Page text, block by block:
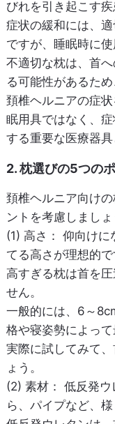
びれを引き起こす疾
症状の緩和には、
ですが、睡眠時に
不適切な枕は、首
る可能性があるた
頚椎ヘルニアの症
眠用具ではなく、
する重要な医療器具
2. 枕選びの5つの
頚椎ヘルニア向け
ントを考慮しましょ
(1) 高さ： 仰向けに
てる高さが理想的で
高すぎる枕は首を
せん。
一般的には、6～
格や寝姿勢によって
実際に試してみて
ょう。
(2) 素材： 低反発ウ
ら、パイプなど、